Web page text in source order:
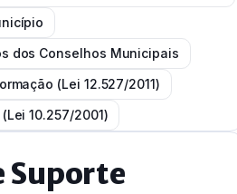
dos Conselhos Municipais
(Lei 12.527/2011)
10.257/2001)
Suporte